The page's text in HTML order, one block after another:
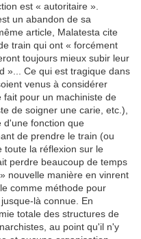
est « autoritaire ».
un abandon de sa
article, Malatesta cite
train qui ont « forcément
toujours mieux subir leur
»... Ce qui est tragique dans
venus à considérer
pour un machiniste de
de soigner une carie, etc.),
d'une fonction que
de prendre le train (ou
toute la réflexion sur le
perdre beaucoup de temps
nouvelle manière en vinrent
comme méthode pour
là connue. En
totale des structures de
au point qu'il n'y